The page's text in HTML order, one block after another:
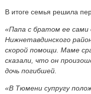
В итоге семья решила
«Папа с братом ее сами
Нижнетавдинского
скорой помощи. Маме
сказали, что он
дочь погибшей.
«В Тюмени супругу